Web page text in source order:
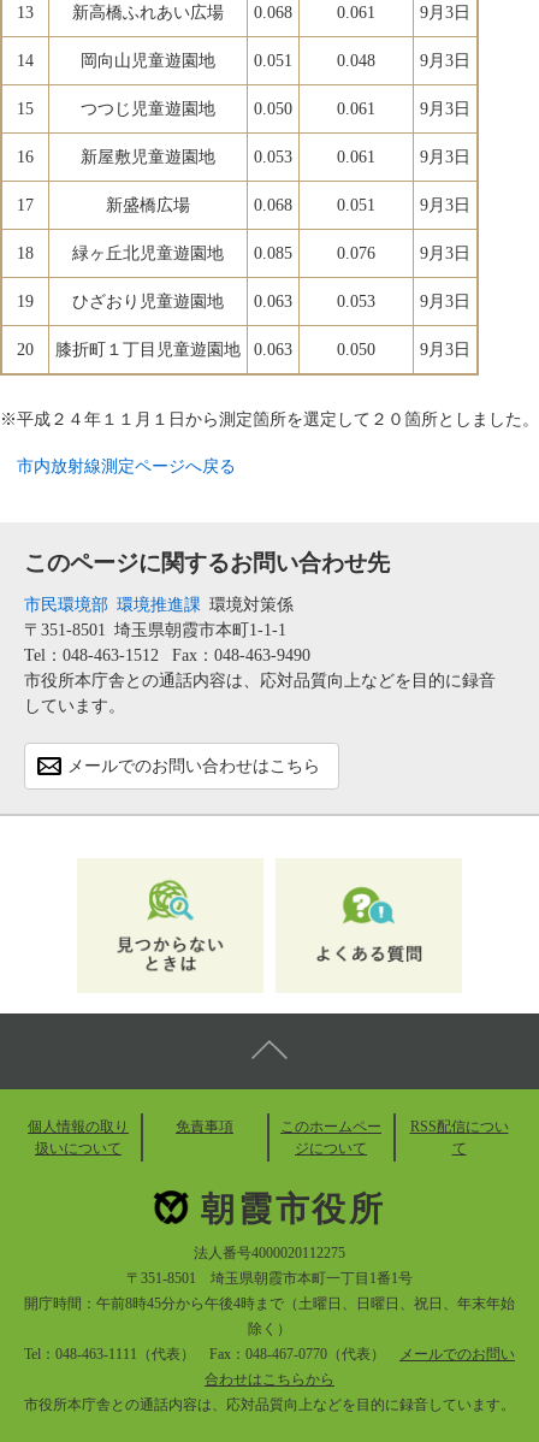
13 新高橋ふれあい広場 0.068 0.061 9月3日
14 岡向山児童遊園地 0.051 0.048 9月3日
15 つつじ児童遊園地 0.050 0.061 9月3日
16 新屋敷児童遊園地 0.053 0.061 9月3日
17 新盛橋広場 0.068 0.051 9月3日
18 緑ヶ丘北児童遊園地 0.085 0.076 9月3日
19 ひざおり児童遊園地 0.063 0.053 9月3日
20 膝折町１丁目児童遊園地 0.063 0.050 9月3日
※平成２４年１１月１日から測定箇所を選定して２０箇所としました。
市内放射線測定ページへ戻る
このページに関するお問い合わせ先
市民環境部 環境推進課 環境対策係
〒351-8501 埼玉県朝霞市本町1-1-1
Tel：048-463-1512
Fax：048-463-9490
市役所本庁舎との通話内容は、応対品質向上などを目的に録音
しています。
メールでのお問い合わせはこちら
個人情報の取り
扱いについて
免責事項
このホームペー
ジについて
RSS配信につい
て
朝霞市役所
法人番号4000020112275
〒351-8501 埼玉県朝霞市本町一丁目1番1号
開庁時間：午前8時45分から午後4時まで（土曜日、日曜日、祝日、年末年始
除く）
Tel：048-463-1111（代表） Fax：048-467-0770（代表）
メールでのお問い
合わせはこちらから
市役所本庁舎との通話内容は、応対品質向上などを目的に録音しています。